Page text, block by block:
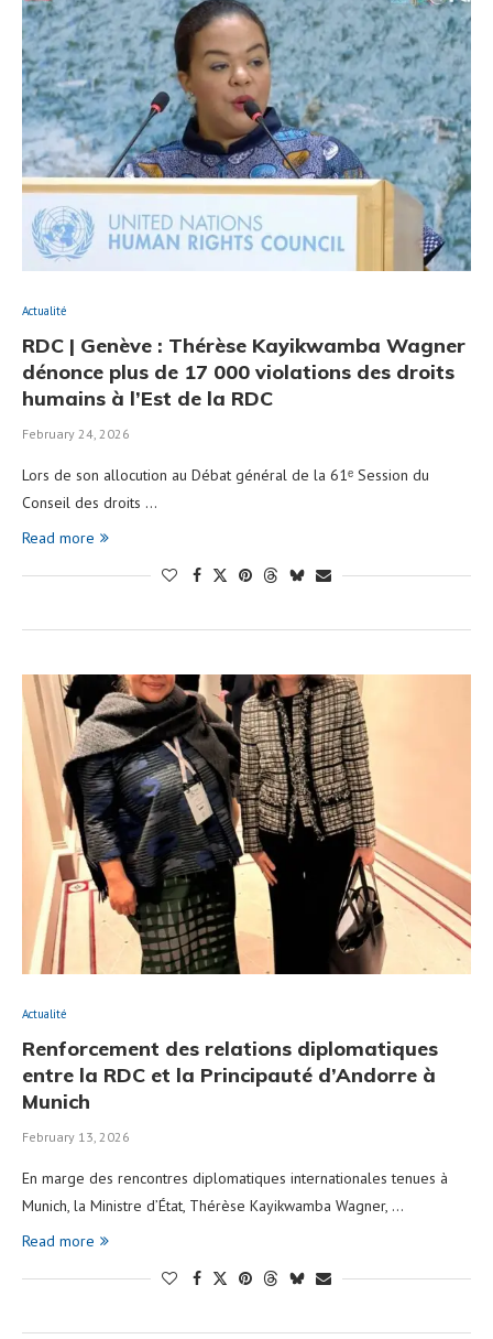
Actualité
RDC | Genève : Thérèse Kayikwamba Wagner
dénonce plus de 17 000 violations des droits
humains à l’Est de la RDC
February 24, 2026
Lors de son allocution au Débat général de la 61ᵉ Session du
Conseil des droits …
Read more
Actualité
Renforcement des relations diplomatiques
entre la RDC et la Principauté d’Andorre à
Munich
February 13, 2026
En marge des rencontres diplomatiques internationales tenues à
Munich, la Ministre d’État, Thérèse Kayikwamba Wagner, …
Read more